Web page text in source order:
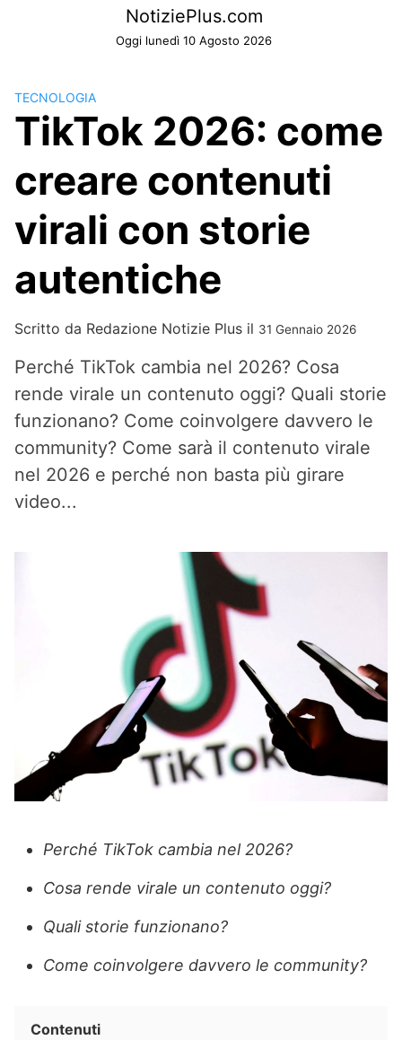
NotiziePlus.com
Oggi lunedì 10 Agosto 2026
TECNOLOGIA
TikTok 2026: come
creare contenuti
virali con storie
autentiche
Scritto da Redazione Notizie Plus il 31 Gennaio 2026
Perché TikTok cambia nel 2026? Cosa
rende virale un contenuto oggi? Quali storie
funzionano? Come coinvolgere davvero le
community? Come sarà il contenuto virale
nel 2026 e perché non basta più girare
video...
Perché TikTok cambia nel 2026?
Cosa rende virale un contenuto oggi?
Quali storie funzionano?
Come coinvolgere davvero le community?
Contenuti